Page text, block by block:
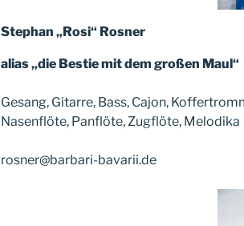
Stephan „Rosi“ Rosner
alias „die Bestie mit dem großen Maul“
Gesang, Gitarre, Bass, Cajon,
Nasenflöte, Panflöte, Zugflöte, Melodika
rosner@barbari-bavarii.de